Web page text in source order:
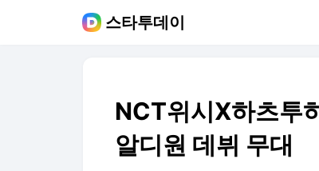
스타투데이
NCT위시X하츠투
알디원 데뷔 무대